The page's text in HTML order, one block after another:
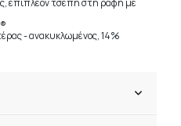
- ανακυκλωμένος, 14%